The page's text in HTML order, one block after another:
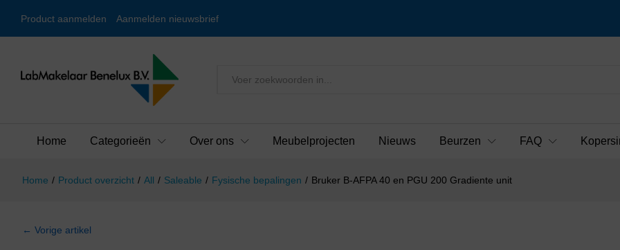
Product aanmelden Aanmelden nieuwsbrief
Alles
Home Categorieën Over ons Meubelprojecten Nieuws Beurzen FAQ
Home / Product overzicht / All / Saleable / Fysische bepalingen / Bruker B-AFPA 40 en PGU 200 Gradiente unit
← Vorige artikel